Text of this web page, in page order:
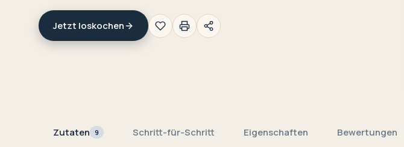
Jetzt loskochen
Zutaten 9 Schritt-für-Schritt Eigenschaften Bewertungen